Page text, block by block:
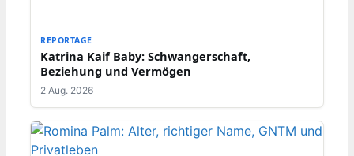
REPORTAGE
Katrina Kaif Baby: Schwangerschaft,
Beziehung und Vermögen
2 Aug. 2026